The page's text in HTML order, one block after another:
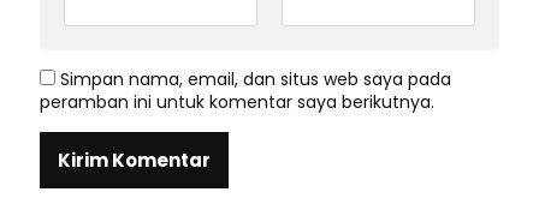
Simpan nama, email, dan situs web saya pada
peramban ini untuk komentar saya berikutnya.